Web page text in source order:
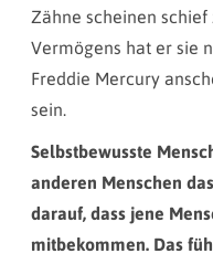
Zähne scheinen
Vermögens hat er sie
Freddie Mercury
sein.
Selbstbewusste
anderen Menschen
darauf, dass jene
mitbekommen. Das